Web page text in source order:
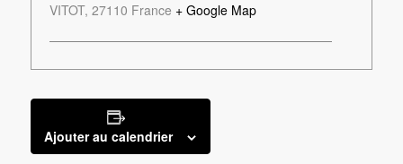
VITOT, 27110 France + Google Map
Ajouter au calendrier